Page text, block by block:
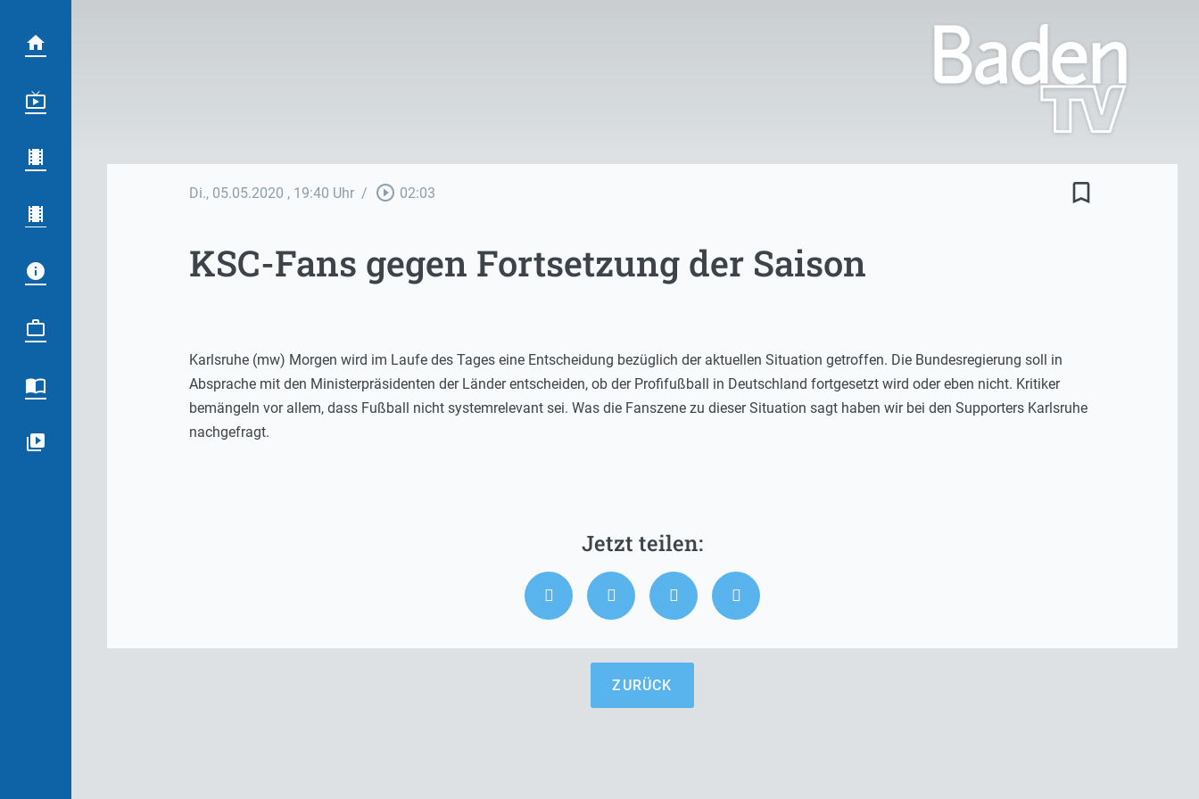
Di., 05.05.2020 , 19:40 Uhr / play_circle_outline 02:03 bookmark_border
KSC-Fans gegen Fortsetzung der Saison
Karlsruhe (mw) Morgen wird im Laufe des Tages eine Entscheidung bezüglich der aktuellen Situation getroffen. Die Bundesregierung soll in
Absprache mit den Ministerpräsidenten der Länder entscheiden, ob der Profifußball in Deutschland fortgesetzt wird oder eben nicht. Kritiker
bemängeln vor allem, dass Fußball nicht systemrelevant sei. Was die Fanszene zu dieser Situation sagt haben wir bei den Supporters Karlsruhe
nachgefragt.
ZURÜCK